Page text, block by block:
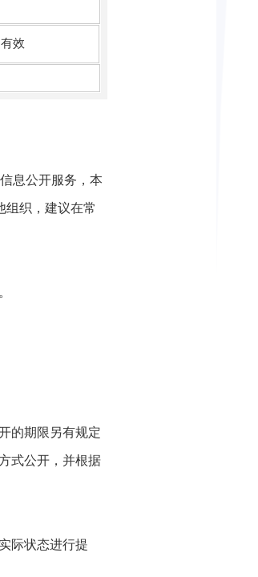
有效
息公开服务，本
组织，建议在常
的期限另有规定
式公开，并根据
际状态进行提